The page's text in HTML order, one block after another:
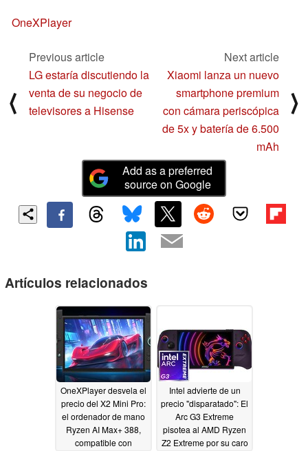
OneXPlayer
⟨
Previous article
LG estaría discutiendo la
venta de su negocio de
televisores a Hisense
Next article
Xiaomi lanza un nuevo
smartphone premium
con cámara periscópica
de 5x y batería de 6.500
mAh
⟩
Add as a preferred
source on Google
Artículos relacionados
OneXPlayer desvela el
precio del X2 Mini Pro:
el ordenador de mano
Ryzen AI Max+ 388,
compatible con
Intel advierte de un
precio "disparatado": El
Arc G3 Extreme
pisotea al AMD Ryzen
Z2 Extreme por su caro